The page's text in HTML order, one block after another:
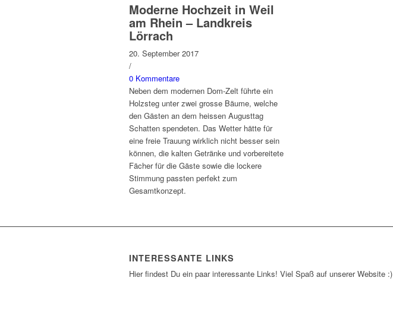
Moderne Hochzeit in Weil
am Rhein – Landkreis
Lörrach
20. September 2017
/
0 Kommentare
Neben dem modernen Dom-Zelt führte ein
Holzsteg unter zwei grosse Bäume, welche
den Gästen an dem heissen Augusttag
Schatten spendeten. Das Wetter hätte für
eine freie Trauung wirklich nicht besser sein
können, die kalten Getränke und vorbereitete
Fächer für die Gäste sowie die lockere
Stimmung passten perfekt zum
Gesamtkonzept.
INTERESSANTE LINKS
Hier findest Du ein paar interessante Links! Viel Spaß auf unserer Website :)